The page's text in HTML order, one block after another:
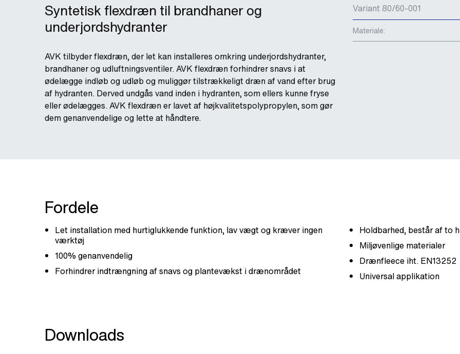
Syntetisk flexdræn til brandhaner og
underjordshydranter
AVK tilbyder flexdræn, der let kan installeres omkring underjordshydranter,
brandhaner og udluftningsventiler. AVK flexdræn forhindrer snavs i at
ødelægge indløb og udløb og muliggør tilstrækkeligt dræn af vand efter brug
af hydranten. Derved undgås vand inden i hydranten, som ellers kunne fryse
eller ødelægges. AVK flexdræn er lavet af højkvalitetspolypropylen, som gør
dem genanvendelige og lette at håndtere.
Variant 80/60-001
Materiale:
Fordele
Let installation med hurtiglukkende funktion, lav vægt og kræver ingen
værktøj
100% genanvendelig
Forhindrer indtrængning af snavs og plantevækst i drænområdet
Holdbarhed, består af to
Miljøvenlige materialer
Drænfleece iht. EN13252
Universal applikation
Downloads